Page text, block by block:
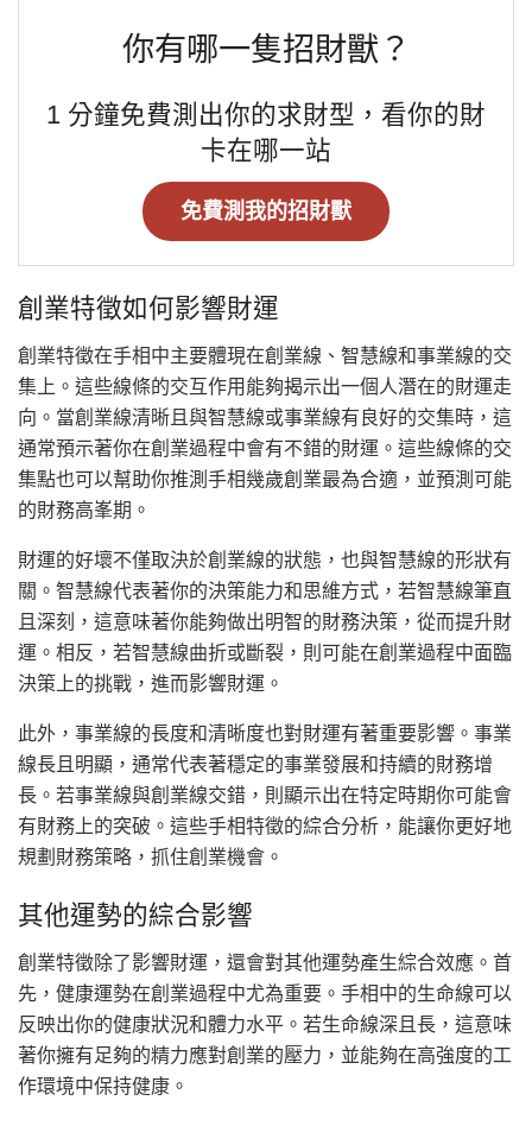
你有哪一隻招財獸？
1 分鐘免費測出你的求財型，看你的財
卡在哪一站
免費測我的招財獸
創業特徵如何影響財運
創業特徵在手相中主要體現在創業線、智慧線和事業線的交
集上。這些線條的交互作用能夠揭示出一個人潛在的財運走
向。當創業線清晰且與智慧線或事業線有良好的交集時，這
通常預示著你在創業過程中會有不錯的財運。這些線條的交
集點也可以幫助你推測手相幾歲創業最為合適，並預測可能
的財務高峯期。
財運的好壞不僅取決於創業線的狀態，也與智慧線的形狀有
關。智慧線代表著你的決策能力和思維方式，若智慧線筆直
且深刻，這意味著你能夠做出明智的財務決策，從而提升財
運。相反，若智慧線曲折或斷裂，則可能在創業過程中面臨
決策上的挑戰，進而影響財運。
此外，事業線的長度和清晰度也對財運有著重要影響。事業
線長且明顯，通常代表著穩定的事業發展和持續的財務增
長。若事業線與創業線交錯，則顯示出在特定時期你可能會
有財務上的突破。這些手相特徵的綜合分析，能讓你更好地
規劃財務策略，抓住創業機會。
其他運勢的綜合影響
創業特徵除了影響財運，還會對其他運勢產生綜合效應。首
先，健康運勢在創業過程中尤為重要。手相中的生命線可以
反映出你的健康狀況和體力水平。若生命線深且長，這意味
著你擁有足夠的精力應對創業的壓力，並能夠在高強度的工
作環境中保持健康。